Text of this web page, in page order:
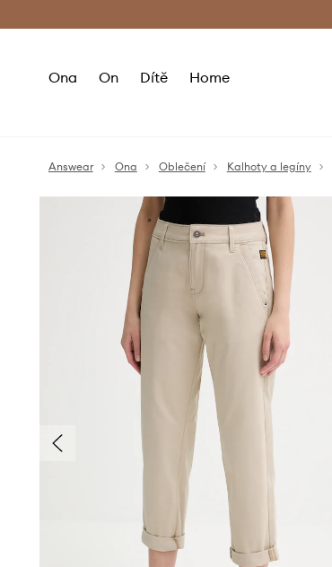
Ona On Dítě Home
Answear Ona Oblečení Kalhoty a legíny